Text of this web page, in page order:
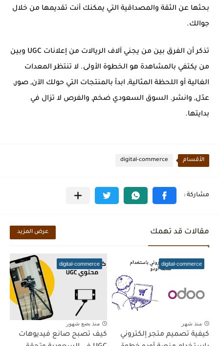
بحثها عن الثقة والمصداقية التي يمكنك أنت تقديمها من خلال
جوالك.
تذكر أن الفرق بين من يجني آلاف الريالات من إعلانات UGC وبين
من يكتفي بالمشاهدة هو الخطوة الأولى. لا تنتظر المعدات
الغالية أو اللحظة المثالية, ابدأ بالمنتجات التي حولك الآن, صور,
عدّل, وانشر. السوق السعودي ضخم, والفرص لا تزال في
بدايتها.
الأقسام digital-commerce
مقالات قد تهمك عرض المزيد
digital-commerce
منذ شهر
كيفية تصميم متجر إلكتروني
digital-commerce
منذ بضع شهور
كيف تصبح صانع فيديوهات